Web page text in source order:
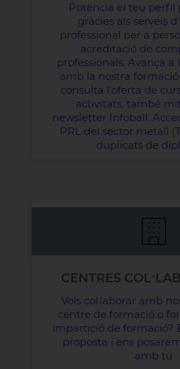
Potencia el teu perfil
gràcies als serveis
professional per a
acreditació de
professionals. Avança a
amb la nostra
consulta l'oferta de
activitats, també
newsletter Infoball.
PRL del sector metall
duplicats de
CENTRES
Vols col·laborar amb
centre de formació o
impartició de formació?
proposta i ens
amb tu